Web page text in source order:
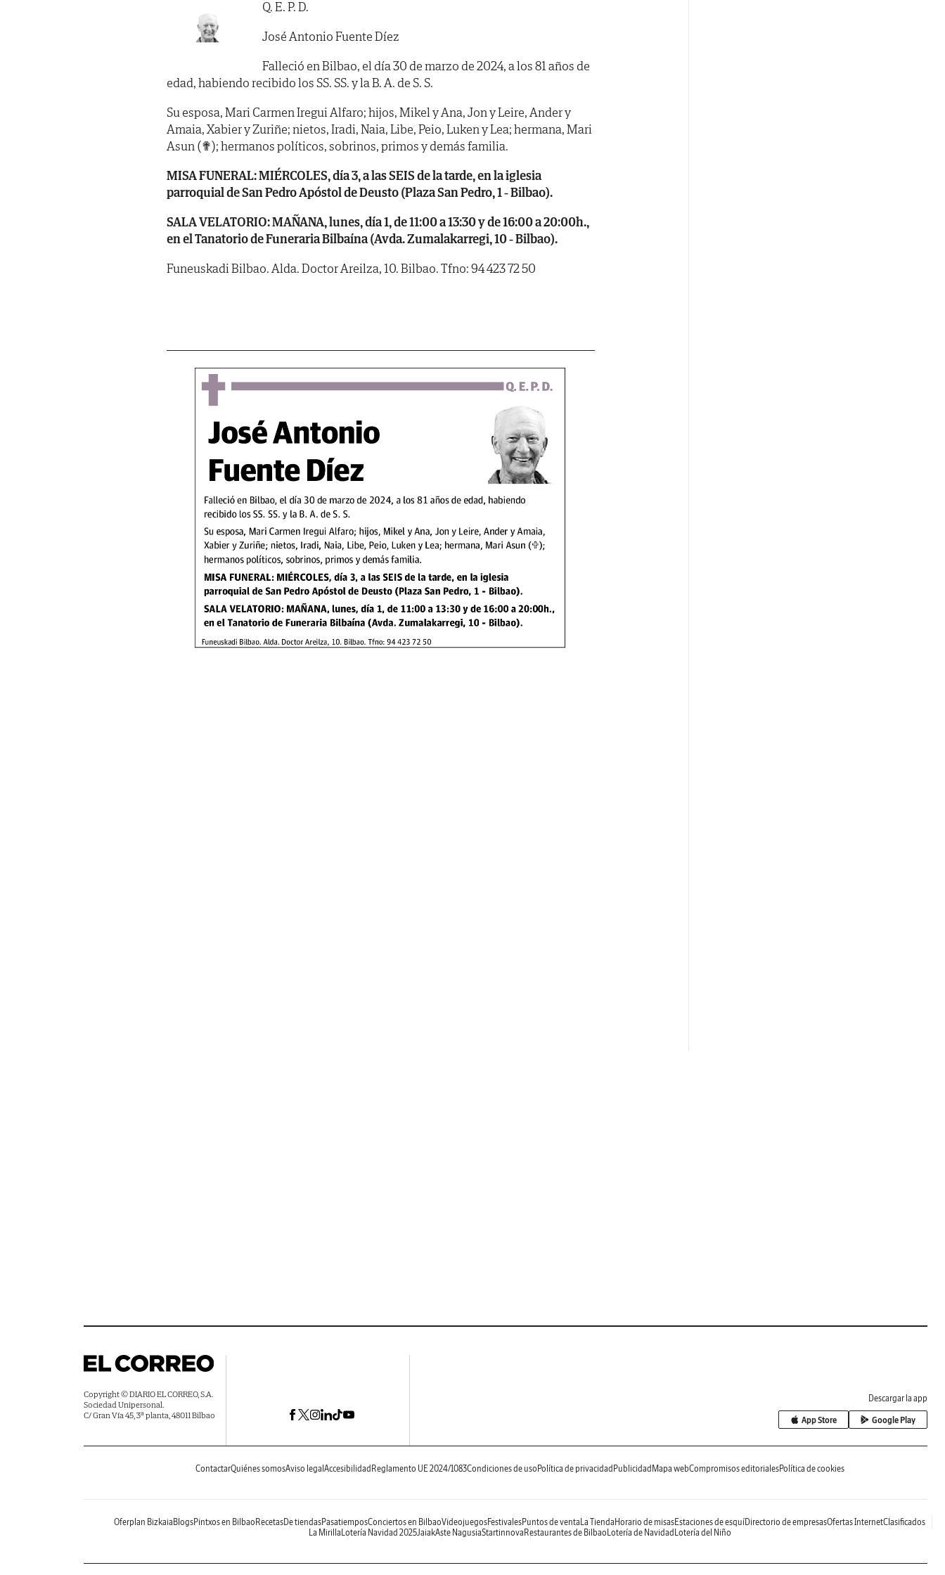
Q. E. P. D.
José Antonio Fuente Díez
Falleció en Bilbao, el día 30 de marzo de 2024, a los 81 años de
edad, habiendo recibido los SS. SS. y la B. A. de S. S.
Su esposa, Mari Carmen Iregui Alfaro; hijos, Mikel y Ana, Jon y Leire, Ander y
Amaia, Xabier y Zuriñe; nietos, Iradi, Naia, Libe, Peio, Luken y Lea; hermana, Mari
Asun (✟); hermanos políticos, sobrinos, primos y demás familia.
MISA FUNERAL: MIÉRCOLES, día 3, a las SEIS de la tarde, en la iglesia
parroquial de San Pedro Apóstol de Deusto (Plaza San Pedro, 1 - Bilbao).
SALA VELATORIO: MAÑANA, lunes, día 1, de 11:00 a 13:30 y de 16:00 a 20:00h.,
en el Tanatorio de Funeraria Bilbaína (Avda. Zumalakarregi, 10 - Bilbao).
Funeuskadi Bilbao. Alda. Doctor Areilza, 10. Bilbao. Tfno: 94 423 72 50
Copyright © DIARIO EL CORREO, S.A.
Sociedad Unipersonal.
C/ Gran Vía 45, 3ª planta, 48011 Bilbao
Descargar la app
App Store Google Play
ContactarQuiénes somosAviso legal Accesibilidad Reglamento UE 2024/1083Condiciones de uso Política de privacidad Publicidad Mapa webCompromisos editorialesPolítica de cookies
Oferplan Bizkaia BlogsPintxos en Bilbao RecetasDe tiendasPasatiemposConciertos en BilbaoVideojuegosFestivalesPuntos de venta La Tienda Horario de misasEstaciones de esquíDirectorio de empresasOfertas InternetClasificados
La Mirilla Lotería Navidad 2025JaiakAste NagusiaStartinnova Restaurantes de Bilbao Lotería de Navidad Lotería del Niño